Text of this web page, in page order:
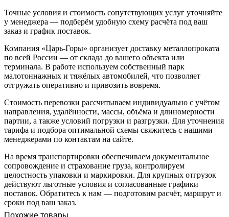
Точные условия и стоимость сопутствующих услуг уточняйте
у менеджера — подберём удобную схему расчёта под ваш
заказ и график поставок.
Компания «Царь-Горы» организует доставку металлопроката
по всей России — от склада до вашего объекта или
терминала. В работе используем собственный парк
малотоннажных и тяжёлых автомобилей, что позволяет
отгружать оперативно и привозить вовремя.
Стоимость перевозки рассчитываем индивидуально с учётом
направления, удалённости, массы, объёма и длиномерности
партии, а также условий погрузки и разгрузки. Для уточнения
тарифа и подбора оптимальной схемы свяжитесь с нашими
менеджерами по контактам на сайте.
На время транспортировки обеспечиваем документальное
сопровождение и страхование груза, контролируем
целостность упаковки и маркировки. Для крупных отгрузок
действуют льготные условия и согласованные графики
поставок. Обратитесь к нам — подготовим расчёт, маршрут и
сроки под ваш заказ.
Похожие товары